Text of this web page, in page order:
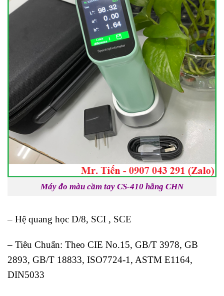
Máy đo màu cầm tay CS-410 hãng CHN
– Hệ quang học D/8, SCI , SCE
– Tiêu Chuẩn: Theo CIE No.15, GB/T 3978, GB
2893, GB/T 18833, ISO7724-1, ASTM E1164,
DIN5033